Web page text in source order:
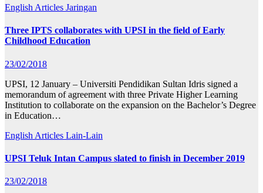
English Articles Jaringan
Three IPTS collaborates with UPSI in the field of Early
Childhood Education
23/02/2018
UPSI, 12 January – Universiti Pendidikan Sultan Idris signed a
memorandum of agreement with three Private Higher Learning
Institution to collaborate on the expansion on the Bachelor’s Degree
in Education…
English Articles Lain-Lain
UPSI Teluk Intan Campus slated to finish in December 2019
23/02/2018